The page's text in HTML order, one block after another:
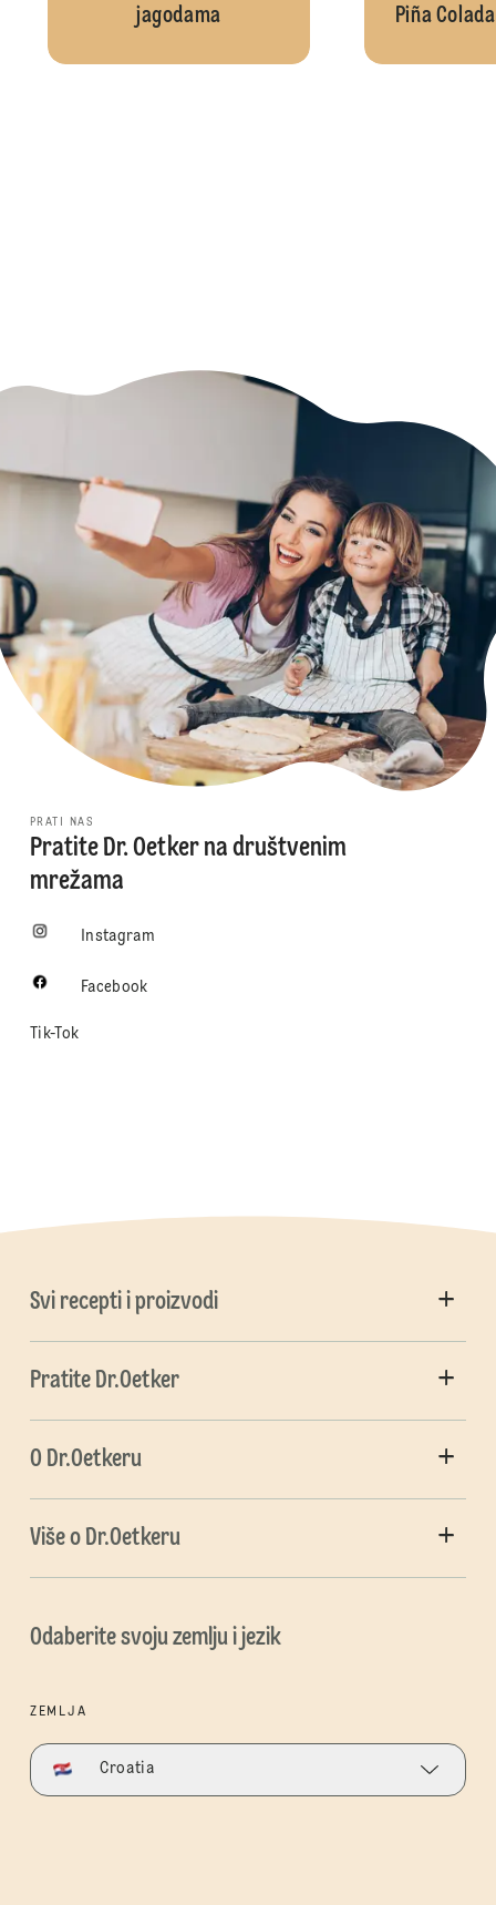
jagodama
Piña
PRATI NAS
Pratite Dr. Oetker na društvenim
mrežama
Instagram
Facebook
Tik-Tok
Svi recepti i proizvodi
Pratite Dr.Oetker
O Dr.Oetkeru
Više o Dr.Oetkeru
Odaberite svoju zemlju i jezik
ZEMLJA
Croatia